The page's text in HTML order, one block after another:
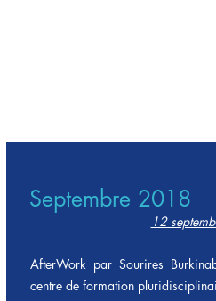
Septembre 2018
12
AfterWork par Sourires
centre de formation